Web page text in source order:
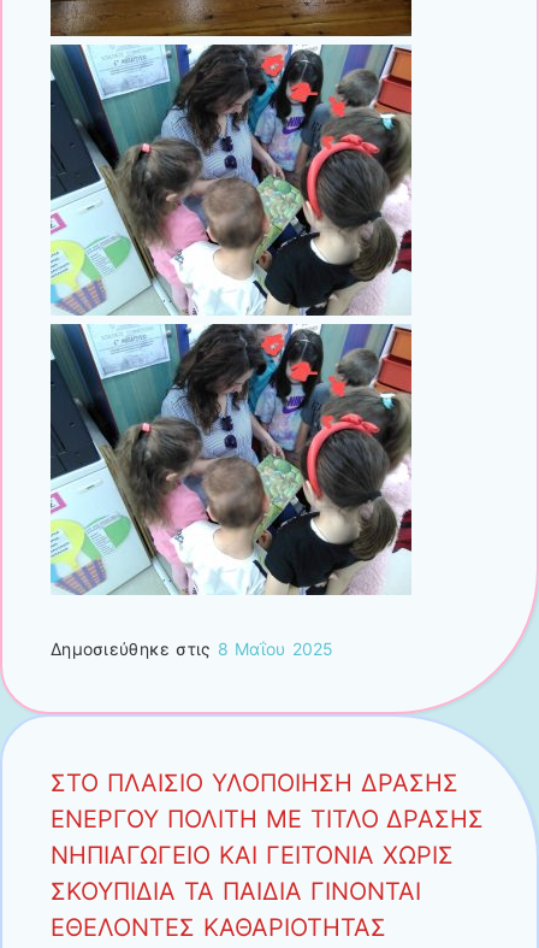
Δημοσιεύθηκε στις 8 Μαΐου 2025
ΣΤΟ ΠΛΑΙΣΙΟ ΥΛΟΠΟΙΗΣΗ ΔΡΑΣΗΣ
ΕΝΕΡΓΟΥ ΠΟΛΙΤΗ ΜΕ ΤΙΤΛΟ ΔΡΑΣΗΣ
ΝΗΠΙΑΓΩΓΕΙΟ ΚΑΙ ΓΕΙΤΟΝΙΑ ΧΩΡΙΣ
ΣΚΟΥΠΙΔΙΑ ΤΑ ΠΑΙΔΙΑ ΓΙΝΟΝΤΑΙ
ΕΘΕΛΟΝΤΕΣ ΚΑΘΑΡΙΟΤΗΤΑΣ